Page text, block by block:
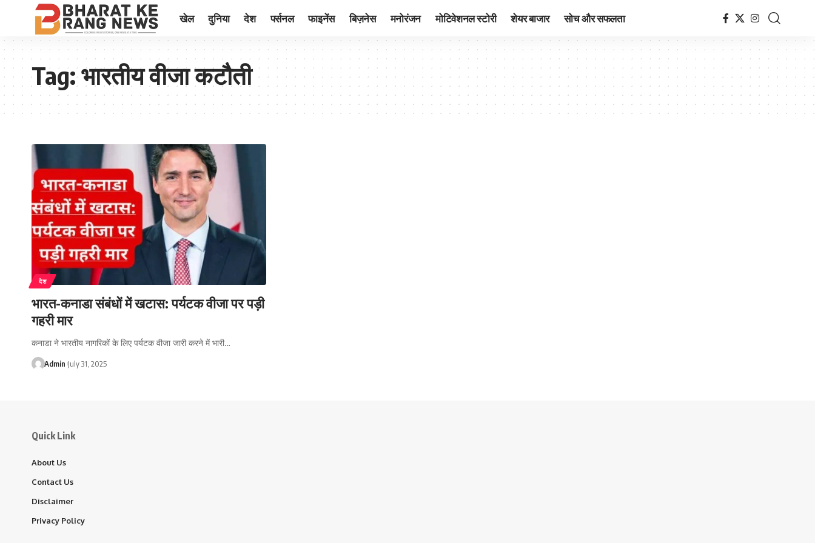
खेल दुनिया देश पर्सनल फाइनेंस बिज़नेस मनोरंजन मोटिवेशनल स्टोरी शेयर बाजार सोच और सफलता
Tag:भारतीय वीजा कटौती
देश
भारत-कनाडा संबंधों में खटास: पर्यटक वीजा पर पड़ी
गहरी मार
कनाडा ने भारतीय नागरिकों के लिए पर्यटक वीजा जारी करने में भारी…
Admin July 31, 2025
Quick Link
About Us
Contact Us
Disclaimer
Privacy Policy